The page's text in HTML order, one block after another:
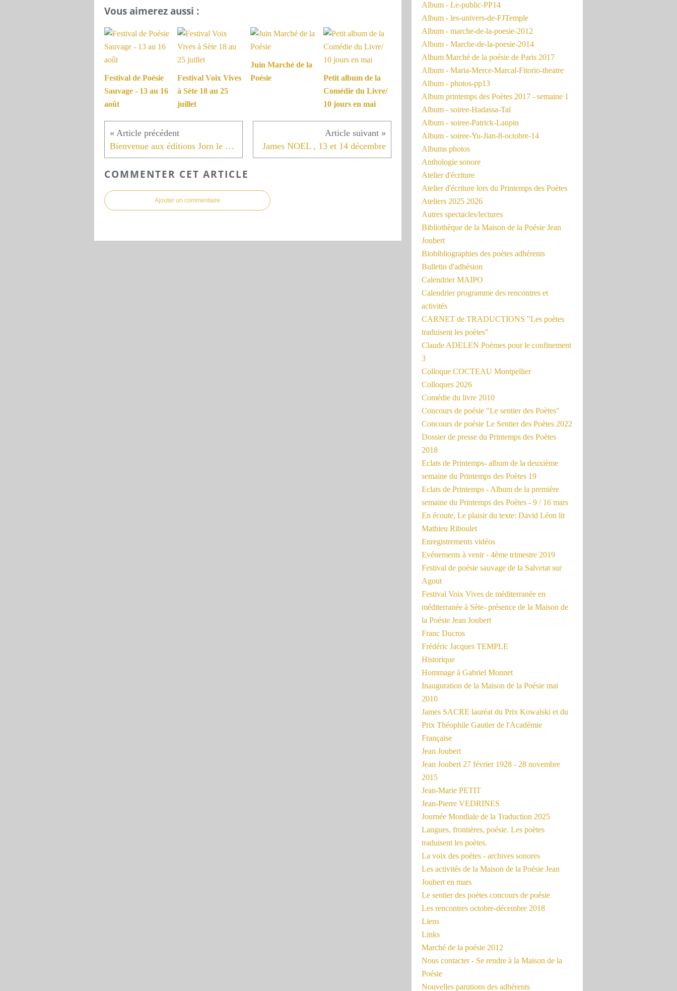
Vous aimerez aussi :
Festival de Poésie
Sauvage - 13 au 16
août
Festival Voix Vives
à Sète 18 au 25
juillet
Juin Marché de la
Poésie
Petit album de la
Comédie du Livre/
10 jours en mai
Bienvenue aux éditions Jorn le 2 décembre James NOEL , 13 et 14 décembre
COMMENTER CET ARTICLE
Ajouter un commentaire
Album - Le-public-PP14
Album - les-univers-de-FJTemple
Album - marche-de-la-poesie-2012
Album - Marche-de-la-poesie-2014
Album Marché de la poésie de Paris 2017
Album - Maria-Merce-Marcal-Fitorio-theatre
Album - photos-pp13
Album printemps des Poètes 2017 - semaine 1
Album - soiree-Hadassa-Tal
Album - soiree-Patrick-Laupin
Album - soiree-Yu-Jian-8-octobre-14
Albums photos
Anthologie sonore
Atelier d'écriture
Atelier d'écriture lors du Printemps des Poètes
Ateliers 2025 2026
Autres spectacles/lectures
Bibliothèque de la Maison de la Poésie Jean
Joubert
Biobibliographies des poètes adhérents
Bulletin d'adhésion
Calendrier MAIPO
Calendrier programme des rencontres et
activités
CARNET de TRADUCTIONS "Les poètes
traduisent les poètes"
Claude ADELEN Poèmes pour le confinement
3
Colloque COCTEAU Montpellier
Colloques 2026
Comédie du livre 2010
Concours de poésie "Le sentier des Poètes"
Concours de poésie Le Sentier des Poètes 2022
Dossier de presse du Printemps des Poètes
2018
Eclats de Printemps- album de la deuxième
semaine du Printemps des Poètes 19
Eclats de Printemps - Album de la première
semaine du Printemps des Poètes - 9 / 16 mars
En écoute, Le plaisir du texte: David Léon lit
Mathieu Riboulet
Enregistrements vidéos
Evénements à venir - 4ème trimestre 2019
Festival de poésie sauvage de la Salvetat sur
Agout
Festival Voix Vives de méditerranée en
méditerranée à Sète- présence de la Maison de
la Poésie Jean Joubert
Franc Ducros
Frédéric Jacques TEMPLE
Historique
Hommage à Gabriel Monnet
Inauguration de la Maison de la Poésie mai
2010
James SACRE lauréat du Prix Kowalski et du
Prix Théophile Gautier de l'Académie
Française
Jean Joubert
Jean Joubert 27 février 1928 - 28 novembre
2015
Jean-Marie PETIT
Jean-Pierre VEDRINES
Journée Mondiale de la Traduction 2025
Langues, frontières, poésie. Les poètes
traduisent les poètes.
La voix des poètes - archives sonores
Les activités de la Maison de la Poésie Jean
Joubert en mars
Le sentier des poètes concours de poésie
Les rencontres octobre-décembre 2018
Liens
Links
Marché de la poésie 2012
Nous contacter - Se rendre à la Maison de la
Poésie
Nouvelles parutions des adhérents